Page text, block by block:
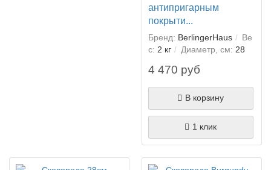
антипригарным
покрыти...
Бренд: BerlingerHaus
Ве
с: 2 кг Диаметр, см: 28
4 470 руб
В корзину
1 клик